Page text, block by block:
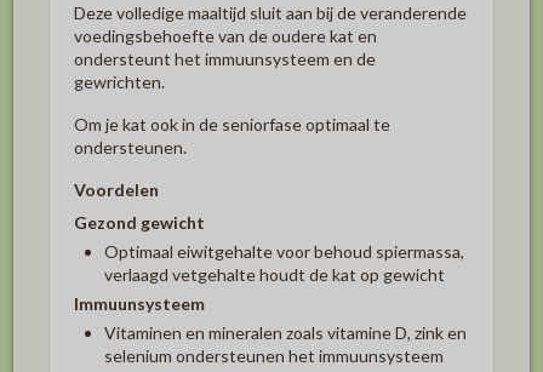
Deze volledige maaltijd sluit aan bij de veranderende
voedingsbehoefte van de oudere kat en
ondersteunt het immuunsysteem en de
gewrichten.
Om je kat ook in de seniorfase optimaal te
ondersteunen.
Voordelen
Gezond gewicht
Optimaal eiwitgehalte voor behoud spiermassa,
verlaagd vetgehalte houdt de kat op gewicht
Immuunsysteem
Vitaminen en mineralen zoals vitamine D, zink en
selenium ondersteunen het immuunsysteem